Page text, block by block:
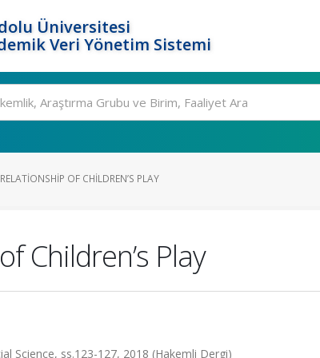
Üniversitesi
Veri Yönetim Sistemi
OF CHILDREN’S PLAY
Children’s Play
Science, ss.123-127, 2018 (Hakemli Dergi)